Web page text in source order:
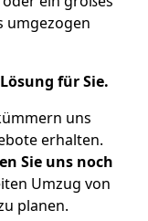
umgezogen
für Sie.
uns
erhalten.
Sie uns noch
Umzug von
planen.